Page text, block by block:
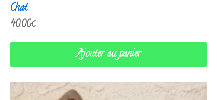
Chat
40.00€
Ajouter au panier